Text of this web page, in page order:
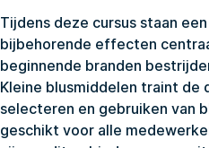
Tijdens deze cursus staan
bijbehorende effecten
beginnende branden
Kleine blusmiddelen traint de
selecteren en gebruiken van
geschikt voor alle